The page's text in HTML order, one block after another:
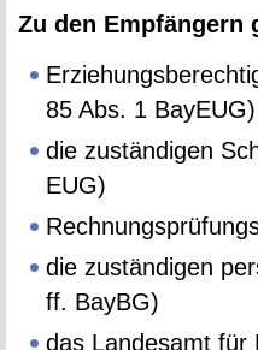
Zu den Emp­fän­gern
85 Abs. 1 Ba­y­EUG)
die zu­stän­di­gen
EUG)
die zu­stän­di­gen
ff. BayBG)
das Lan­des­amt für